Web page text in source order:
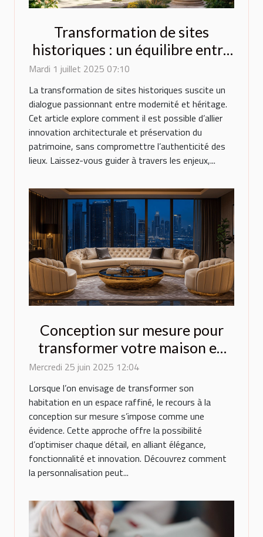
Transformation de sites
historiques : un équilibre entre
innovation et préservation
Mardi 1 juillet 2025 07:10
La transformation de sites historiques suscite un
dialogue passionnant entre modernité et héritage.
Cet article explore comment il est possible d’allier
innovation architecturale et préservation du
patrimoine, sans compromettre l’authenticité des
lieux. Laissez-vous guider à travers les enjeux,...
Conception sur mesure pour
transformer votre maison en
espace de luxe
Mercredi 25 juin 2025 12:04
Lorsque l’on envisage de transformer son
habitation en un espace raffiné, le recours à la
conception sur mesure s’impose comme une
évidence. Cette approche offre la possibilité
d’optimiser chaque détail, en alliant élégance,
fonctionnalité et innovation. Découvrez comment
la personnalisation peut...